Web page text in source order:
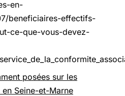
en-
beneficiaires-effectifs-
ce-que-vous-devez-
posées sur les
Seine-et-Marne